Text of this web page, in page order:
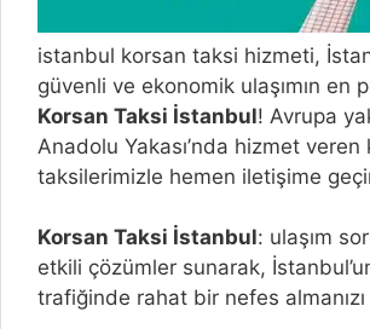
istanbul korsan taksi hizmeti,
güvenli ve ekonomik ulaşımın en
Korsan Taksi İstanbul! Avrupa
Anadolu Yakası’nda hizmet veren
taksilerimizle hemen iletişime
Korsan Taksi İstanbul: ulaşım
etkili çözümler sunarak,
trafiğinde rahat bir nefes almanızı